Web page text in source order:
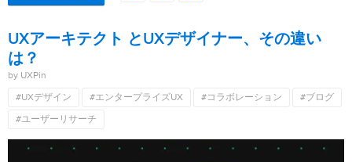
UXアーキテクト とUXデザイナー、その違い
は？
by UXPin
#UXデザイン
#エンタープライズUX #コラボレーション
#ブログ
#ユーザーリサーチ